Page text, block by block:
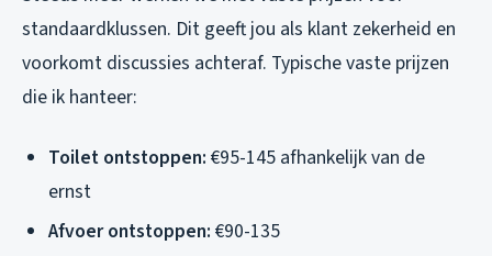
standaardklussen. Dit geeft jou als klant zekerheid en
voorkomt discussies achteraf. Typische vaste prijzen
die ik hanteer:
Toilet ontstoppen: €95-145 afhankelijk van de
ernst
Afvoer ontstoppen: €90-135